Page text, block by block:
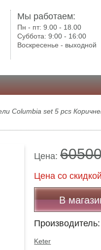
Мы работаем:
Пн - пт:9.00 - 18.00
Суббота:9:00 - 16:00
Воскресенье - выходной
Columbia set 5 pcs
Цена:
Цена co
В
Производитель:
Keter